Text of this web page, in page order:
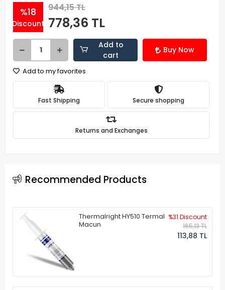
%18
Discount
944,15 TL
778,36 TL
Add to
cart
Buy Now
Add to my favorites
Fast Shipping Secure shopping
Returns and Exchanges
Recommended Products
Thermalright HY510 Termal
Macun
%31 Discount
165,13 TL
113,88 TL